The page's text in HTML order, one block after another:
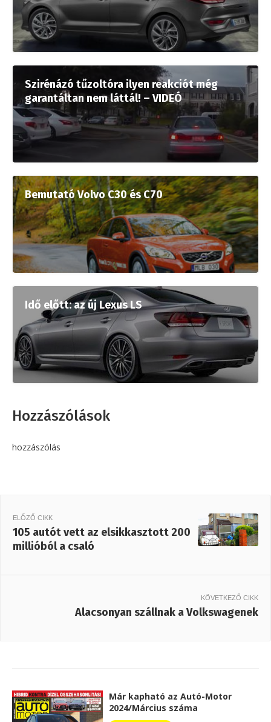
Szirénázó tűzoltóra ilyen reakciót még
garantáltan nem láttál! – VIDEÓ
Bemutató Volvo C30 és C70
Idő előtt: az új Lexus LS
Hozzászólások
hozzászólás
ELŐZŐ CIKK
105 autót vett az elsikkasztott 200
millióból a csaló
KÖVETKEZŐ CIKK
Alacsonyan szállnak a Volkswagenek
Már kapható az Autó-Motor
2024/Március száma